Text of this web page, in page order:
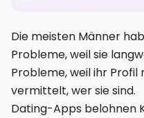
Die meisten Männer
Probleme, weil sie
Probleme, weil ihr
vermittelt, wer sie sind.
Dating-Apps belohnen